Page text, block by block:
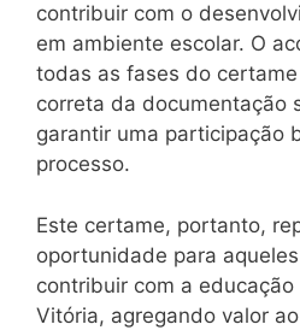
contribuir com o
em ambiente escolar. O
todas as fases do
correta da documentação
garantir uma participação
processo.
Este certame, portanto,
oportunidade para
contribuir com a
Vitória, agregando valor